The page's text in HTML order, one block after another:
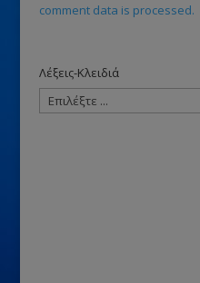
comment data is processed.
Λέξεις-Κλειδιά